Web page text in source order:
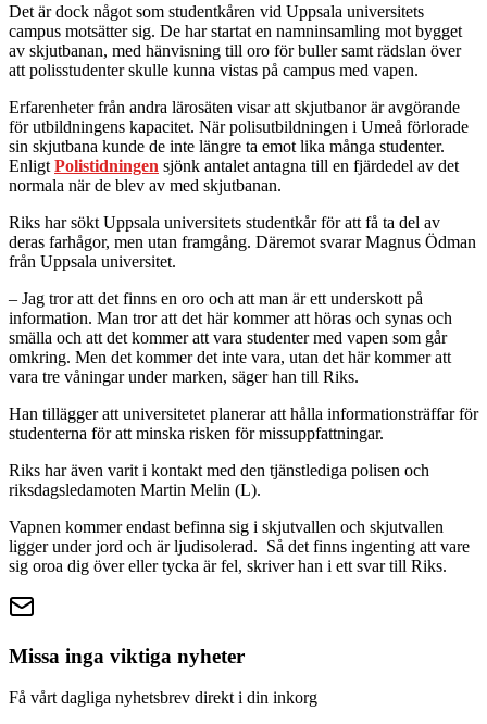
Det är dock något som studentkåren vid Uppsala universitets
campus motsätter sig. De har startat en namninsamling mot bygget
av skjutbanan, med hänvisning till oro för buller samt rädslan över
att polisstudenter skulle kunna vistas på campus med vapen.
Erfarenheter från andra lärosäten visar att skjutbanor är avgörande
för utbildningens kapacitet. När polisutbildningen i Umeå förlorade
sin skjutbana kunde de inte längre ta emot lika många studenter.
Enligt Polistidningen sjönk antalet antagna till en fjärdedel av det
normala när de blev av med skjutbanan.
Riks har sökt Uppsala universitets studentkår för att få ta del av
deras farhågor, men utan framgång. Däremot svarar Magnus Ödman
från Uppsala universitet.
– Jag tror att det finns en oro och att man är ett underskott på
information. Man tror att det här kommer att höras och synas och
smälla och att det kommer att vara studenter med vapen som går
omkring. Men det kommer det inte vara, utan det här kommer att
vara tre våningar under marken, säger han till Riks.
Han tillägger att universitetet planerar att hålla informationsträffar för
studenterna för att minska risken för missuppfattningar.
Riks har även varit i kontakt med den tjänstlediga polisen och
riksdagsledamoten Martin Melin (L).
Vapnen kommer endast befinna sig i skjutvallen och skjutvallen
ligger under jord och är ljudisolerad. Så det finns ingenting att vare
sig oroa dig över eller tycka är fel, skriver han i ett svar till Riks.
Missa inga viktiga nyheter
Få vårt dagliga nyhetsbrev direkt i din inkorg